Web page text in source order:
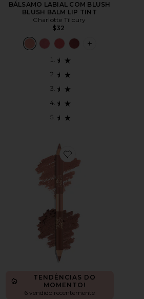
BÁLSAMO LABIAL COM BLUSH
BLUSH BALM LIP TINT
Charlotte Tilbury
$32
PLUS ICON
Favorite Supernudes Lip
TENDÊNCIAS DO
MOMENTO!
6 vendido recentemente